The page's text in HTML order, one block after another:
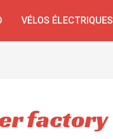
VÉLOS ÉLECTRIQUES
factory